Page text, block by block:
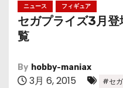
ニュース フィギュア
セガプライズ3月
覧
By hobby-maniax
3月 6, 2015 #セ